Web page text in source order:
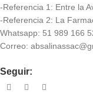
-Referencia 1: Entre la
-Referencia 2: La
Whatsapp: 51 989 166
Correo:
Seguir: